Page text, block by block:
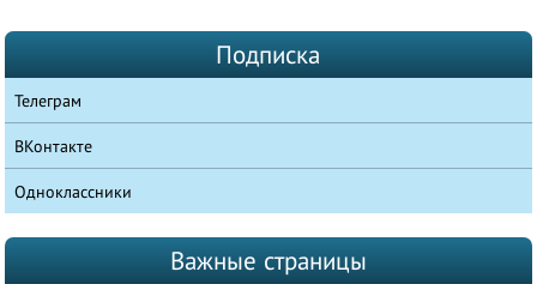
Подписка
Телеграм
ВКонтакте
Одноклассники
Важные страницы